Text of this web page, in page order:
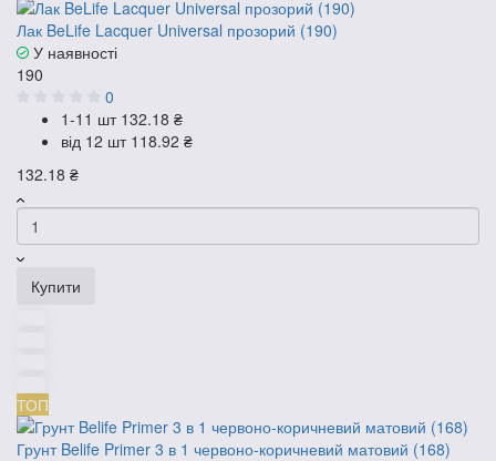
Лак BeLife Lacquer Universal прозорий (190)
У наявності
190
0
1-11 шт 132.18 ₴
від 12 шт 118.92 ₴
132.18 ₴
Купити
ТОП
Грунт Belife Primer 3 в 1 червоно-коричневий матовий (168)